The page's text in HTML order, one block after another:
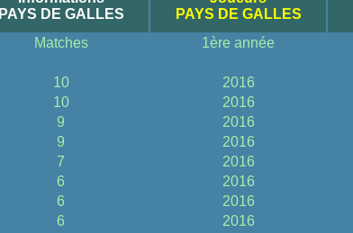
PAYS DE GALLES
PAYS DE GALLES
Matches 1ère année
10 2016
10 2016
9 2016
9 2016
7 2016
6 2016
6 2016
6 2016